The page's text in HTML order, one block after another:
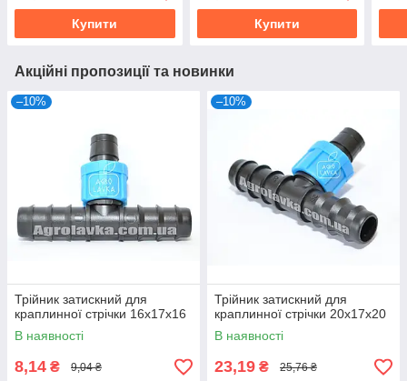
Купити Купити
Акційні пропозиції та новинки
–10%
Трійник затискний для
краплинної стрічки 16х17х16
В наявності
8,14 ₴ 9,04 ₴
–10%
Трійник затискний для
краплинної стрічки 20х17х20
В наявності
23,19 ₴ 25,76 ₴